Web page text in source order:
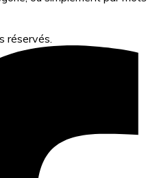
réservés.